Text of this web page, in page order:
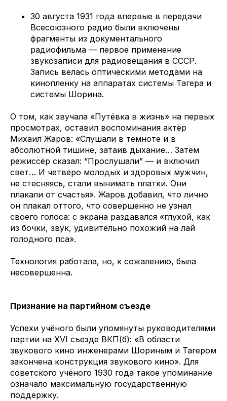
30 августа 1931 года впервые в передачи
Всесоюзного радио были включены
фрагменты из документального
радиофильма — первое применение
звукозаписи для радиовещания в СССР.
Запись велась оптическими методами на
кинопленку на аппаратах системы Тагера и
системы Шорина.
О том, как звучала «Путёвка в жизнь» на первых
просмотрах, оставил воспоминания актёр
Михаил Жаров: «Слушали в темноте и в
абсолютной тишине, затаив дыхание… Затем
режиссёр сказал: “Прослушали” — и включил
свет… И четверо молодых и здоровых мужчин,
не стесняясь, стали вынимать платки. Они
плакали от счастья». Жаров добавил, что лично
он плакал оттого, что совершенно не узнал
своего голоса: с экрана раздавался «глухой, как
из бочки, звук, удивительно похожий на лай
голодного пса».
Технология работала, но, к сожалению, была
несовершенна.
Признание на партийном съезде
Успехи учёного были упомянуты руководителями
партии на XVI съезде ВКП(б): «В области
звукового кино инженерами Шориным и Тагером
закончена конструкция звукового кино». Для
советского учёного 1930 года такое упоминание
означало максимальную государственную
поддержку.